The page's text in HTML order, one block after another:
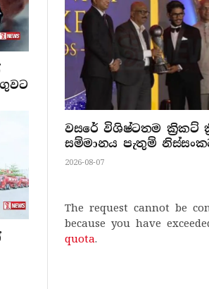
වසරේ විශිෂ්ටතම ක්‍රිකට්
සම්මානය පැතුම්
2026-08-07
The request cannot be
because you have
quota.